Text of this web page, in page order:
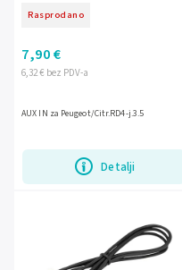
Rasprodano
6,32 € bez PDV-a
7,90 €
Detalji
AUX IN za Peugeot/Citr.RD4-j.3.5